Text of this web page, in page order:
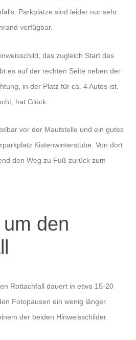
Parkplätze sind leider nur sehr
verfügbar.
das zugleich Start des
es auf der rechten Seite neben der
in der Platz für ca. 4 Autos ist.
hat Glück.
vor der Mautstelle und ein gutes
Kistenwinterstube. Von dort
den Weg zu Fuß zurück zum
den
Rottachfall dauert in etwa 15-20
Fotopausen ein wenig länger.
der beiden Hinweisschilder.